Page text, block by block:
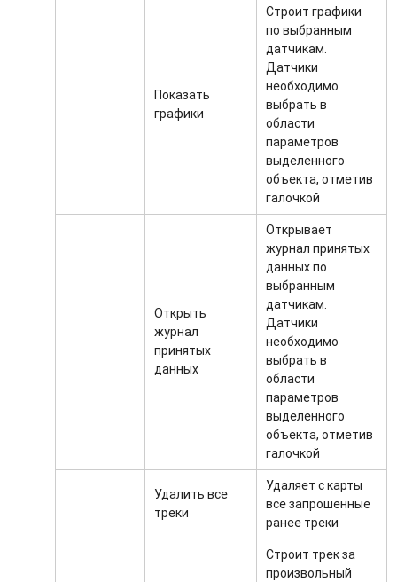
Показать
графики
Строит графики
по выбранным
датчикам.
Датчики
необходимо
выбрать в
области
параметров
выделенного
объекта, отметив
галочкой
Открыть
журнал
принятых
данных
Открывает
журнал принятых
данных по
выбранным
датчикам.
Датчики
необходимо
выбрать в
области
параметров
выделенного
объекта, отметив
галочкой
Удалить все
треки
Удаляет с карты
все запрошенные
ранее треки
Строит трек за
произвольный